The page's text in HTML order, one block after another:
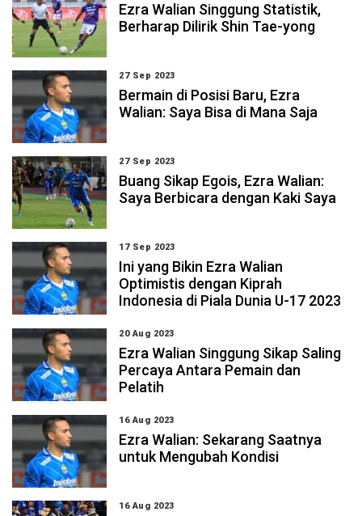
Ezra Walian Singgung Statistik,
Berharap Dilirik Shin Tae-yong
27 Sep 2023
Bermain di Posisi Baru, Ezra
Walian: Saya Bisa di Mana Saja
27 Sep 2023
Buang Sikap Egois, Ezra Walian:
Saya Berbicara dengan Kaki Saya
17 Sep 2023
Ini yang Bikin Ezra Walian
Optimistis dengan Kiprah
Indonesia di Piala Dunia U-17 2023
20 Aug 2023
Ezra Walian Singgung Sikap Saling
Percaya Antara Pemain dan
Pelatih
16 Aug 2023
Ezra Walian: Sekarang Saatnya
untuk Mengubah Kondisi
16 Aug 2023